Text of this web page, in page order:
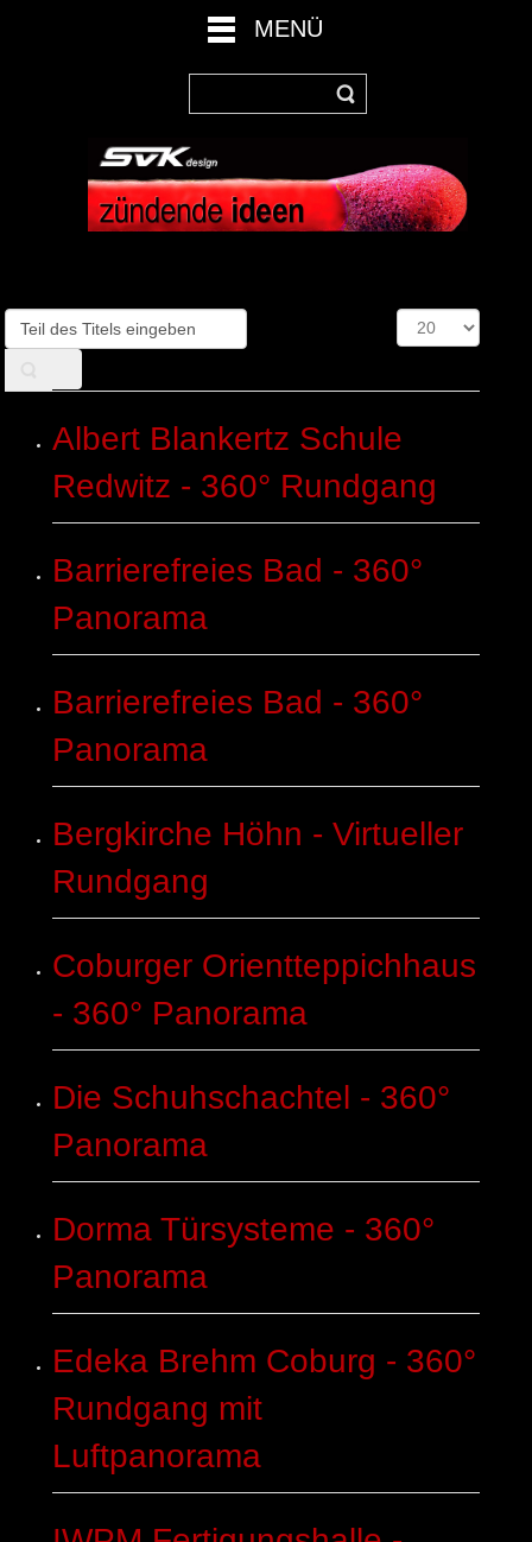
MENÜ
Teil
des
Anzeige
#
Albert Blankertz Schule
Redwitz - 360° Rundgang
Barrierefreies Bad - 360°
Panorama
Barrierefreies Bad - 360°
Panorama
Bergkirche Höhn - Virtueller
Rundgang
Coburger Orientteppichhaus
- 360° Panorama
Die Schuhschachtel - 360°
Panorama
Dorma Türsysteme - 360°
Panorama
Edeka Brehm Coburg - 360°
Rundgang mit
Luftpanorama